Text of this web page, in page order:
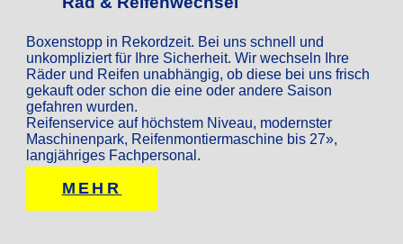
Boxenstopp in Rekordzeit. Bei uns schnell und
unkompliziert für Ihre Sicherheit. Wir wechseln Ihre
Räder und Reifen unabhängig, ob diese bei uns frisch
gekauft oder schon die eine oder andere Saison
gefahren wurden.
Reifenservice auf höchstem Niveau, modernster
Maschinenpark, Reifenmontiermaschine bis 27»,
langjähriges Fachpersonal.
MEHR